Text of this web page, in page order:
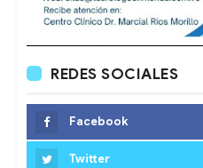
REDES SOCIALES
Facebook
Twitter